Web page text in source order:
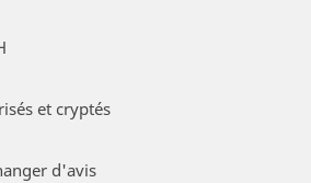
et cryptés
d'avis